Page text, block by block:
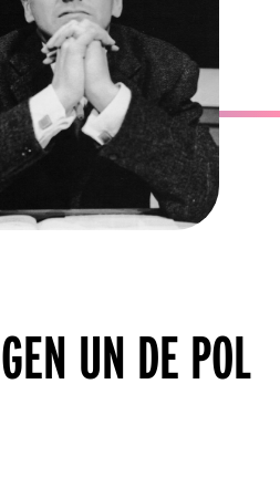
UN DE POL